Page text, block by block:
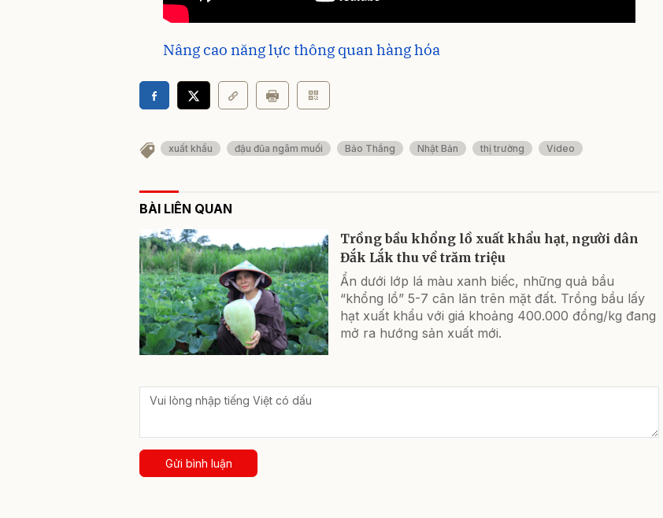
Nâng cao năng lực thông quan hàng hóa
xuất khẩu đậu đũa ngâm muối Bảo Thắng Nhật Bản thị trường Video
BÀI LIÊN QUAN
Trồng bầu khổng lồ xuất khẩu hạt, người dân
Đắk Lắk thu về trăm triệu
Ẩn dưới lớp lá màu xanh biếc, những quả bầu
“khổng lồ” 5-7 cân lăn trên mặt đất. Trồng bầu lấy
hạt xuất khẩu với giá khoảng 400.000 đồng/kg đang
mở ra hướng sản xuất mới.
Gửi bình luận